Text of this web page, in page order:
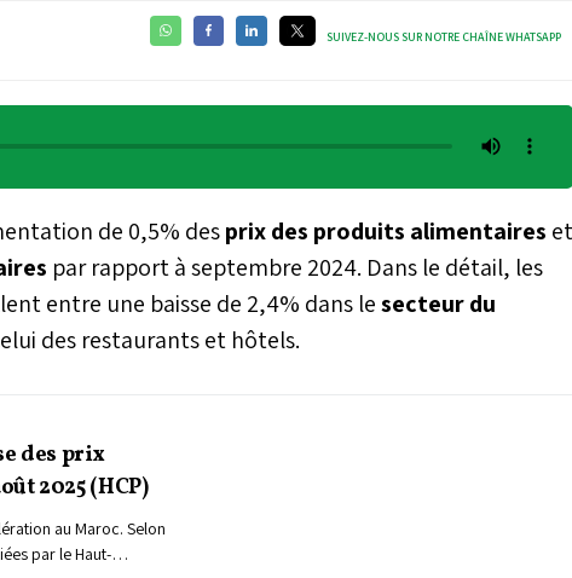
SUIVEZ-NOUS SUR NOTRE CHAÎNE WHATSAPP
de 0,5% desprix des produits alimentaires et
par rapport à septembre 2024. Dans le détail, les
entre une baisse de 2,4% dans lesecteur du
des restaurants et hôtels.
des prix
2025 (HCP)
au Maroc. Selon
par le Haut-